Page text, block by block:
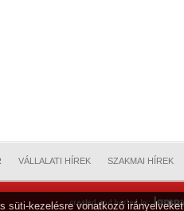
VÁLLALATI HÍREK SZAKMAI HÍREK
süti-kezelésre vonatkozó